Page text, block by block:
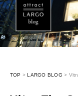
TOP > LARGO BLOG >